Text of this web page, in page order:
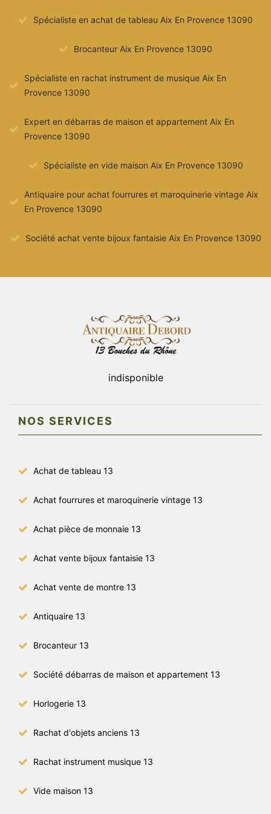
Spécialiste en achat de tableau Aix En Provence 13090
Brocanteur Aix En Provence 13090
Spécialiste en rachat instrument de musique Aix En
Provence 13090
Expert en débarras de maison et appartement Aix En
Provence 13090
Spécialiste en vide maison Aix En Provence 13090
Antiquaire pour achat fourrures et maroquinerie vintage Aix
En Provence 13090
Société achat vente bijoux fantaisie Aix En Provence 13090
indisponible
NOS SERVICES
Achat de tableau 13
Achat fourrures et maroquinerie vintage 13
Achat pièce de monnaie 13
Achat vente bijoux fantaisie 13
Achat vente de montre 13
Antiquaire 13
Brocanteur 13
Société débarras de maison et appartement 13
Horlogerie 13
Rachat d'objets anciens 13
Rachat instrument musique 13
Vide maison 13